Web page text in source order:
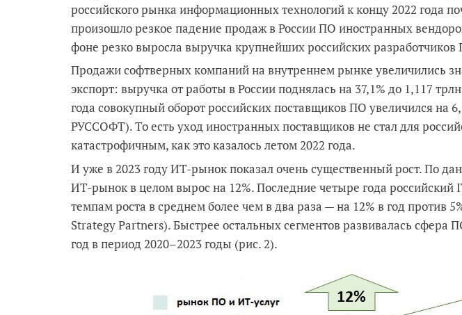
российского рынка информационных технологий к концу 2022 года
произошло резкое падение продаж в России ПО иностранных
фоне резко выросла выручка крупнейших российских разработчиков
Продажи софтверных компаний на внутреннем рынке увеличились
экспорт: выручка от работы в России поднялась на 37,1% до 1,117
года совокупный оборот российских поставщиков ПО увеличился на
РУССОФТ). То есть уход иностранных поставщиков не стал для
катастрофичным, как это казалось летом 2022 года.
И уже в 2023 году ИТ-рынок показал очень существенный рост. По
ИТ-рынок в целом вырос на 12%. Последние четыре года
темпам роста в среднем более чем в два раза — на 12% в год против
Strategy Partners). Быстрее остальных сегментов развивалась сфера
год в период 2020–2023 годы (рис. 2).